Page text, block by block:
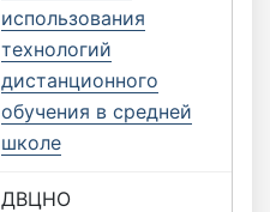
использования
технологий
дистанционного
обучения в средней
школе
ДВЦНО